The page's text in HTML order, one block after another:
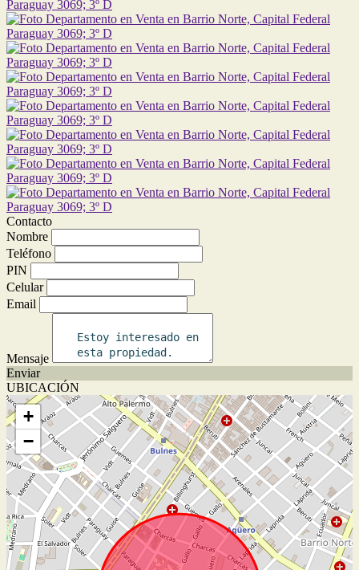
Contacto
Nombre
Teléfono
PIN
Celular
Email
Mensaje
Enviar
UBICACIÓN
+
−